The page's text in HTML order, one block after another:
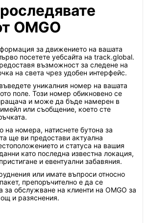
OMGO
за движението на вашата
посетете уебсайта на track.global.
възможност за следене на
на света чрез удобен интерфейс.
уникалния номер на вашата
поле. Този номер обикновено се
и може да бъде намерен в
или съобщение, което сте
номера, натиснете бутона за
ще ви предостави актуална
и статуса на вашия
като последна известна локация,
и евентуални забавяния.
или имате въпроси относно
препоръчително е да се
за обслужване на клиенти на OMGO за
и разяснения.